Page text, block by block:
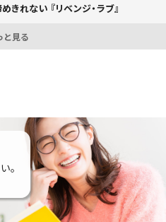
れない 『リベンジ・ラブ』
と見る
。